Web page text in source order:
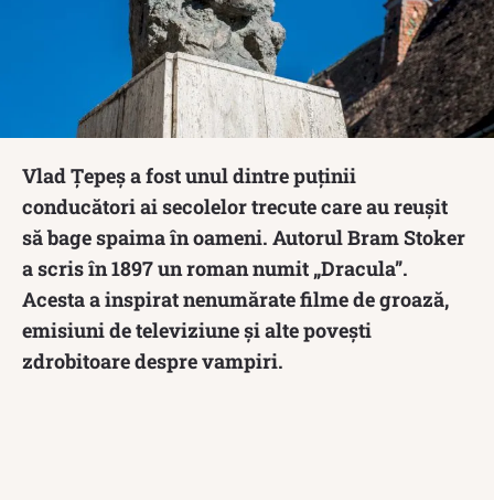
Vlad Țepeș a fost unul dintre puținii
conducători ai secolelor trecute care au reușit
să bage spaima în oameni. Autorul Bram Stoker
a scris în 1897 un roman numit „Dracula”.
Acesta a inspirat nenumărate filme de groază,
emisiuni de televiziune și alte povești
zdrobitoare despre vampiri.